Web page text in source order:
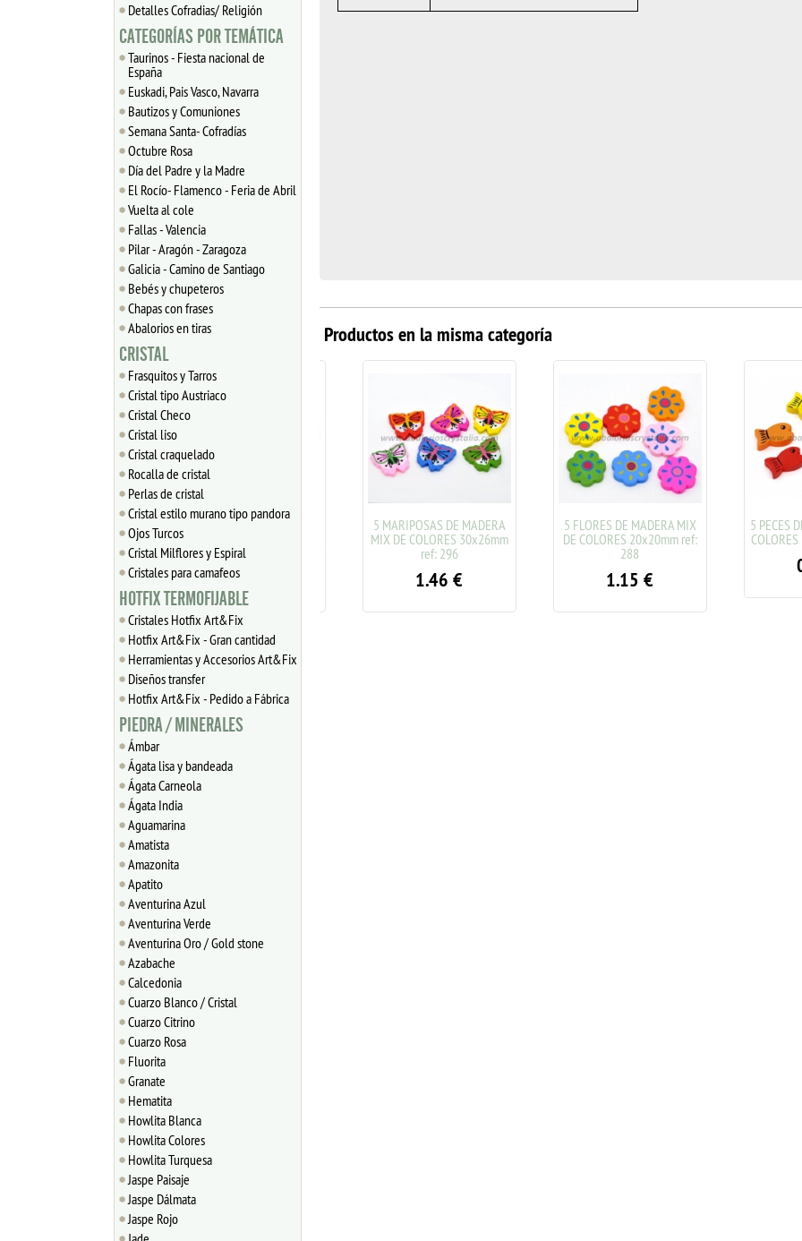
Detalles Cofradias/ Religión
CATEGORÍAS POR TEMÁTICA
Taurinos - Fiesta nacional de
España
Euskadi, Pais Vasco, Navarra
Bautizos y Comuniones
Semana Santa- Cofradías
Octubre Rosa
Día del Padre y la Madre
El Rocío- Flamenco - Feria de Abril
Vuelta al cole
Fallas - Valencia
Pilar - Aragón - Zaragoza
Galicia - Camino de Santiago
Bebés y chupeteros
Chapas con frases
Abalorios en tiras
CRISTAL
Frasquitos y Tarros
Cristal tipo Austriaco
Cristal Checo
Cristal liso
Cristal craquelado
Rocalla de cristal
Perlas de cristal
Cristal estilo murano tipo pandora
Ojos Turcos
Cristal Milflores y Espiral
Cristales para camafeos
HOTFIX TERMOFIJABLE
Cristales Hotfix Art&Fix
Hotfix Art&Fix - Gran cantidad
Herramientas y Accesorios Art&Fix
Diseños transfer
Hotfix Art&Fix - Pedido a Fábrica
PIEDRA / MINERALES
Ámbar
Ágata lisa y bandeada
Ágata Carneola
Ágata India
Aguamarina
Amatista
Amazonita
Apatito
Aventurina Azul
Aventurina Verde
Aventurina Oro / Gold stone
Azabache
Calcedonia
Cuarzo Blanco / Cristal
Cuarzo Citrino
Cuarzo Rosa
Fluorita
Granate
Hematita
Howlita Blanca
Howlita Colores
Howlita Turquesa
Jaspe Paisaje
Jaspe Dálmata
Jaspe Rojo
Productos en la misma categoría
5 CABALLITOS BALANCÍN
DE MADERA MIX DE
COLORES 19x18mm REF:197
1.02€
5 MARIPOSAS DE MADERA
MIX DE COLORES 30x26mm
ref: 296
1.46€
5 FLORES DE MADERA MIX
DE COLORES 20x20mm ref:
1.15€
5 PECES DE
COLORES